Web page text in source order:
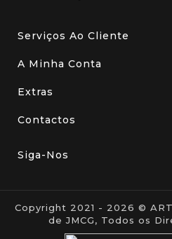
Serviços Ao Cliente
A Minha Conta
Extras
Contactos
Siga-Nos
Copyright 2021 - 2026 ©
de JMCG, Todos os